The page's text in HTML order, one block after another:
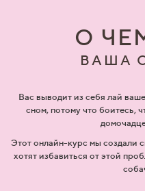
О
ВАША
Вас выводит из себя лай
сном, потому что боитесь,
Этот онлайн-курс мы создали
хотят избавиться от этой